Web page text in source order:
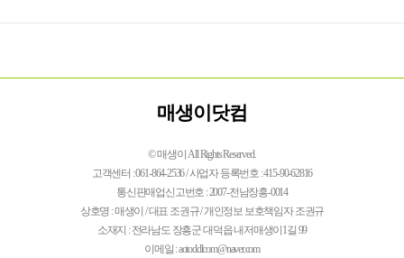
매생이닷컴
© 매생이 All Rights Reserved.
고객센터 : 061-864-2536 / 사업자 등록번호 : 415-90-62816
통신판매업신고번호 : 2007-전남장흥-0014
상호명 : 매생이 / 대표 조권규 / 개인정보 보호책임자 조권규
소재지 : 전라남도 장흥군 대덕읍 내저매생이1길 99
이메일 : aotoddlcom@naver.com